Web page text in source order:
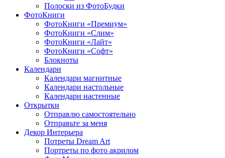
Полоски из ФотоБудки
ФотоКниги
ФотоКниги «Премиум»
ФотоКниги «Слим»
ФотоКниги «Лайт»
ФотоКниги «Софт»
Блокноты
Календари
Календари магнитные
Календари настольные
Календари настенные
Открытки
Отправлю самостоятельно
Отправьте за меня
Декор Интерьера
Потреты Dream Art
Портреты по фото акрилом